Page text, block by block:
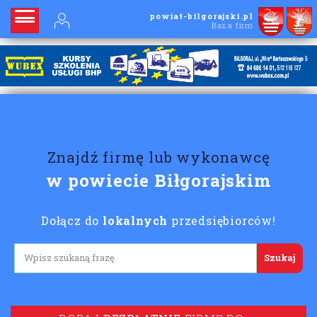
powiat-bilgorajski.pl
Baza firm
Znajdź firmę lub wykonawcę
w powiecie Biłgorajskim
Dołącz do lokalnych przedsiębiorców!
Lorem ipsum